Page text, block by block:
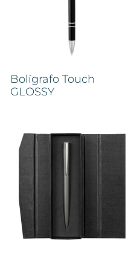
Bolígrafo Touch
GLOSSY